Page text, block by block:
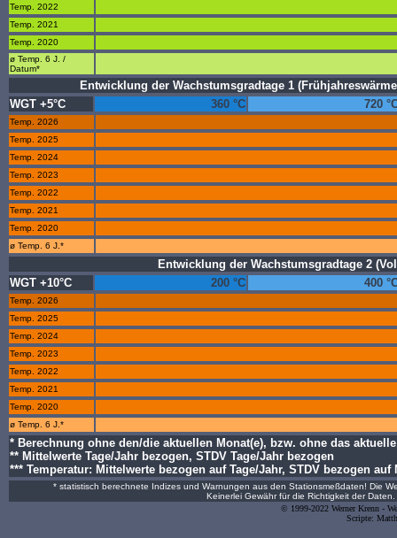
Temp. 2022
Temp. 2021
Temp. 2020
ø Temp. 6 J. /
Datum*
Entwicklung der Wachstumsgradtage 1
WGT +5°C
360 °C 720
Temp. 2026
Temp. 2025
Temp. 2024
Temp. 2023
Temp. 2022
Temp. 2021
Temp. 2020
ø Temp. 6 J.*
Entwicklung der Wachstumsgradtage 2
WGT +10°C
200 °C 400
Temp. 2026
Temp. 2025
Temp. 2024
Temp. 2023
Temp. 2022
Temp. 2021
Temp. 2020
ø Temp. 6 J.*
* Berechnung ohne den/die aktuellen Monat(e), bzw. ohne das
** Mittelwerte Tage/Jahr bezogen, STDV Tage/Jahr bezogen
*** Temperatur: Mittelwerte bezogen auf Tage/Jahr, STDV bezogen auf
* statistisch berechnete Indizes und Warnungen aus den Stationsmeßdaten! Die
Keinerlei Gewähr für die Richtigkeit der
© 1999-2022 Werner Krenn -
Scripte: